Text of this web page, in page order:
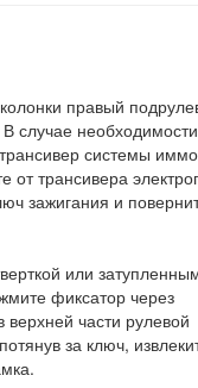
правый
случае
системы
от трансивера
зажигания и
или
фиксатор через
верхней части рулевой
за ключ,